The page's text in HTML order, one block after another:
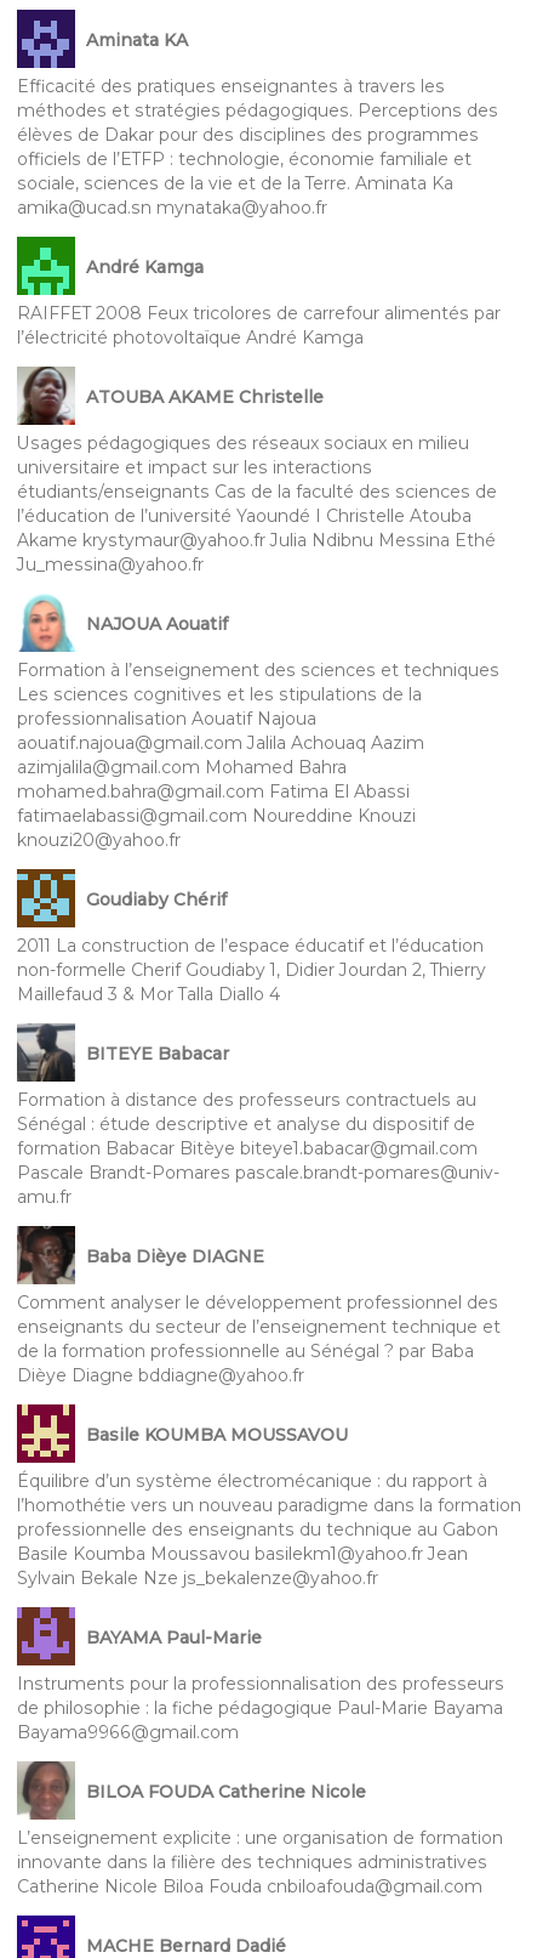
Aminata KA
Efficacité des pratiques enseignantes à travers les
méthodes et stratégies pédagogiques. Perceptions des
élèves de Dakar pour des disciplines des programmes
officiels de l’ETFP : technologie, économie familiale et
sociale, sciences de la vie et de la Terre. Aminata Ka
amika@ucad.sn mynataka@yahoo.fr
André Kamga
RAIFFET 2008 Feux tricolores de carrefour alimentés par
l’électricité photovoltaïque André Kamga
ATOUBA AKAME Christelle
Usages pédagogiques des réseaux sociaux en milieu
universitaire et impact sur les interactions
étudiants/enseignants Cas de la faculté des sciences de
l’éducation de l’université Yaoundé I Christelle Atouba
Akame krystymaur@yahoo.fr Julia Ndibnu Messina Ethé
Ju_messina@yahoo.fr
NAJOUA Aouatif
Formation à l’enseignement des sciences et techniques
Les sciences cognitives et les stipulations de la
professionnalisation Aouatif Najoua
aouatif.najoua@gmail.com Jalila Achouaq Aazim
azimjalila@gmail.com Mohamed Bahra
mohamed.bahra@gmail.com Fatima El Abassi
fatimaelabassi@gmail.com Noureddine Knouzi
knouzi20@yahoo.fr
Goudiaby Chérif
2011 La construction de l’espace éducatif et l’éducation
non-formelle Cherif Goudiaby 1, Didier Jourdan 2, Thierry
Maillefaud 3 & Mor Talla Diallo 4
BITEYE Babacar
Formation à distance des professeurs contractuels au
Sénégal : étude descriptive et analyse du dispositif de
formation Babacar Bitèye biteye1.babacar@gmail.com
Pascale Brandt-Pomares pascale.brandt-pomares@univ-
amu.fr
Baba Dièye DIAGNE
Comment analyser le développement professionnel des
enseignants du secteur de l’enseignement technique et
de la formation professionnelle au Sénégal ? par Baba
Dièye Diagne bddiagne@yahoo.fr
Basile KOUMBA MOUSSAVOU
Équilibre d’un système électromécanique : du rapport à
l’homothétie vers un nouveau paradigme dans la formation
professionnelle des enseignants du technique au Gabon
Basile Koumba Moussavou basilekm1@yahoo.fr Jean
Sylvain Bekale Nze js_bekalenze@yahoo.fr
BAYAMA Paul-Marie
Instruments pour la professionnalisation des professeurs
de philosophie : la fiche pédagogique Paul-Marie Bayama
Bayama9966@gmail.com
BILOA FOUDA Catherine Nicole
L’enseignement explicite : une organisation de formation
innovante dans la filière des techniques administratives
Catherine Nicole Biloa Fouda cnbiloafouda@gmail.com
MACHE Bernard Dadié